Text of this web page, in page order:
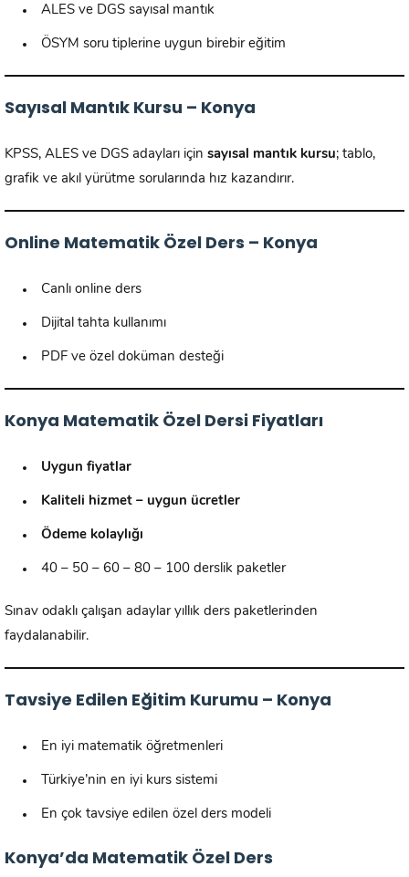
ALES ve DGS sayısal mantık
ÖSYM soru tiplerine uygun birebir eğitim
Sayısal Mantık Kursu – Konya
KPSS, ALES ve DGS adayları için sayısal mantık kursu; tablo,
grafik ve akıl yürütme sorularında hız kazandırır.
Online Matematik Özel Ders – Konya
Canlı online ders
Dijital tahta kullanımı
PDF ve özel doküman desteği
Konya Matematik Özel Dersi Fiyatları
Uygun fiyatlar
Kaliteli hizmet – uygun ücretler
Ödeme kolaylığı
40 – 50 – 60 – 80 – 100 derslik paketler
Sınav odaklı çalışan adaylar yıllık ders paketlerinden
faydalanabilir.
Tavsiye Edilen Eğitim Kurumu – Konya
En iyi matematik öğretmenleri
Türkiye’nin en iyi kurs sistemi
En çok tavsiye edilen özel ders modeli
Konya’da Matematik Özel Ders